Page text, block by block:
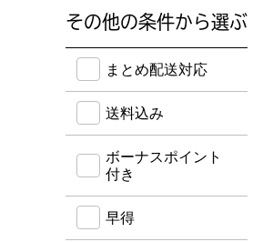
その他の条件から選ぶ
送料込み・ボーナスポイント
まとめ配送対応
送料込み
ボーナスポイント
付き
早得